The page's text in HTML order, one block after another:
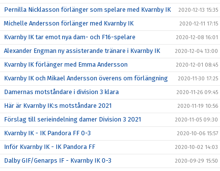
Pernilla Nicklasson förlänger som spelare med Kvarnby IK 2020-12-13 15:35
Michelle Andersson förlänger med Kvarnby IK 2020-12-11 17:15
Kvarnby IK tar emot nya dam- och F16-spelare 2020-12-08 16:01
Alexander Engman ny assisterande tränare i Kvarnby IK 2020-12-04 13:00
Kvarnby IK förlänger med Emma Andersson 2020-12-01 08:45
Kvarnby IK och Mikael Andersson överens om förlängning 2020-11-30 17:25
Damernas motståndare i division 3 klara 2020-11-26 09:45
Här är Kvarnby IK:s motståndare 2021 2020-11-19 10:56
Förslag till serieindelning damer Division 3 2021 2020-11-05 09:30
Kvarnby IK - IK Pandora FF 0-3 2020-10-06 15:57
Inför Kvarnby IK - IK Pandora FF 2020-10-02 14:03
Dalby GIF/Genarps IF - Kvarnby IK 0-3 2020-09-29 15:50